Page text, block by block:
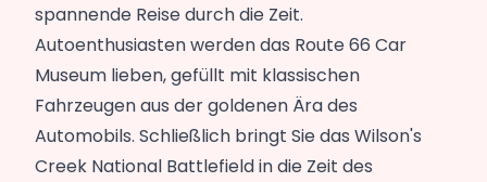
spannende Reise durch die Zeit.
Autoenthusiasten werden das Route 66 Car
Museum lieben, gefüllt mit klassischen
Fahrzeugen aus der goldenen Ära des
Automobils. Schließlich bringt Sie das Wilson's
Creek National Battlefield in die Zeit des